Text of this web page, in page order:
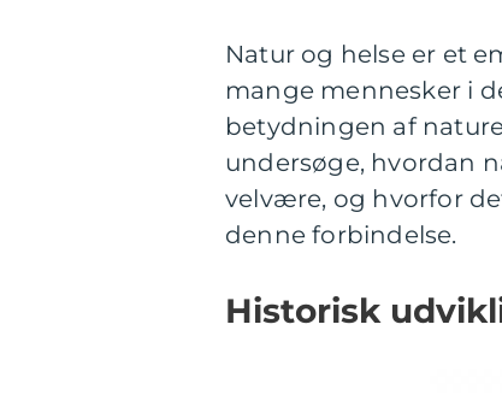
Natur og helse er et
mange mennesker i
betydningen af
undersøge, hvordan
velvære, og hvorfor
denne forbindelse.
Historisk